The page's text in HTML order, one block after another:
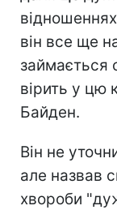
він все ще
займається
вірить у цю
Байден.
Він не
але назвав
хвороби